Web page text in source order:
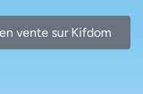
vente sur Kifdom